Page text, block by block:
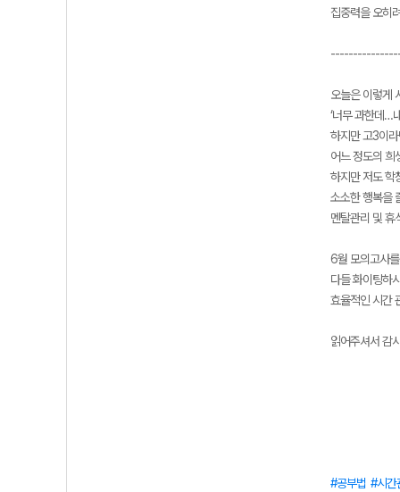
집중력을 오히
오늘은 이렇게
‘너무 과한데…
하지만 고3이
어느 정도의 희
하지만 저도 학
소소한 행복을
멘탈관리 및 휴
6월 모의고사
다들 화이팅하
효율적인 시간
읽어주셔서 감
공부법 시간